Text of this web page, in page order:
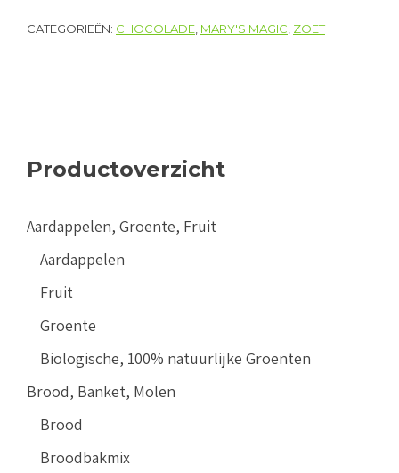
CATEGORIEËN: CHOCOLADE, MARY'S MAGIC, ZOET
Productoverzicht
Aardappelen, Groente, Fruit
Aardappelen
Fruit
Groente
Biologische, 100% natuurlijke Groenten
Brood, Banket, Molen
Brood
Broodbakmix